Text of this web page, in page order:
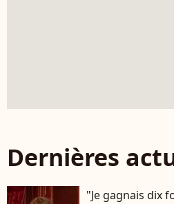
Dernières
"Je gagnais dix